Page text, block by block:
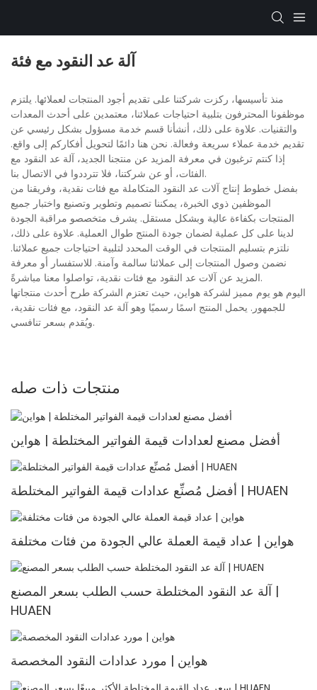
آلة عد النقود مع فئة
منذ تأسيسها، ركزت شركتنا على تقديم أجود المنتجات لعملائها. يلتزم
موظفونا المحترفون بتلبية احتياجات عملائنا، معتمدين على أحدث المعدات
والتقنيات. علاوة على ذلك، أنشأنا قسم خدمة مسؤول بشكل رئيسي عن
تقديم خدمة عملاء سريعة وفعالة. نحن هنا دائمًا لتحويل أفكاركم إلى واقع.
إذا كنتم ترغبون في معرفة المزيد عن منتجنا الجديد، آلة عد النقود مع
الفئات، أو عن شركتنا، فلا تترددوا في الاتصال بنا.
بفضل خطوط إنتاج آلات عد النقود المتكاملة مع فئات نقدية، وفريقنا من
الموظفين ذوي الخبرة، يمكننا تصميم وتطوير وتصنيع واختبار جميع
المنتجات بكفاءة عالية وبشكل مستقل. يشرف متخصصو مراقبة الجودة
لدينا على كل عملية لضمان جودة المنتج طوال العملية. علاوة على ذلك،
نلتزم بتسليم المنتجات في الوقت المحدد لتلبية احتياجات جميع عملائنا.
نضمن وصول المنتجات إلى عملائنا سالمة وآمنة. للاستفسار أو معرفة
المزيد عن آلات عد النقود مع فئات نقدية، تواصلوا معنا مباشرةً.
اليوم هو يوم مميز لشركة هواين، حيث تعتزم الشركة طرح أحدث منتجاتها
للجمهور. يحمل المنتج اسمًا رسميًا وهو آلة عد النقود، مع فئات نقدية،
ويُقدم بسعر تنافسي.
منتجات ذات صله
أفضل مصنع لعدادات قيمة الفواتير المختلطة | هواين
أفضل مُصنِّع عدادات قيمة الفواتير المختلطة | HUAEN
هواين | عداد قيمة العملة عالي الجودة من فئات مختلفة
آلة عد النقود المختلطة حسب الطلب بسعر المصنع |
HUAEN
هواين | مورد عدادات النقود المخصصة